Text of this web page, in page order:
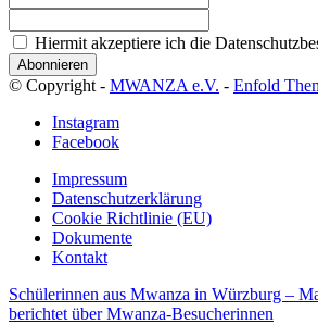
Hiermit akzeptiere ich die
© Copyright - MWANZA e.V. - Enfold
Instagram
Facebook
Impressum
Datenschutzerklärung
Cookie Richtlinie (EU)
Dokumente
Kontakt
Schülerinnen aus Mwanza in Würzburg –
berichtet über Mwanza-Besucherinnen